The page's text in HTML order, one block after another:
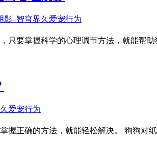
只要掌握科学的心理调节方法，就能帮
握正确的方法，就能轻松解决。 狗狗